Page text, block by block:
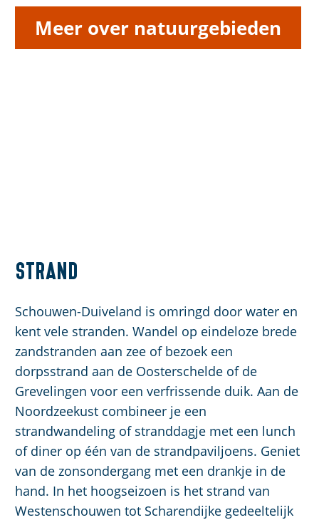
Meer over natuurgebieden
Strand
Schouwen-Duiveland is omringd door water en
kent vele stranden. Wandel op eindeloze brede
zandstranden aan zee of bezoek een
dorpsstrand aan de Oosterschelde of de
Grevelingen voor een verfrissende duik. Aan de
Noordzeekust combineer je een
strandwandeling of stranddagje met een lunch
of diner op één van de strandpaviljoens. Geniet
van de zonsondergang met een drankje in de
hand. In het hoogseizoen is het strand van
Westenschouwen tot Scharendijke gedeeltelijk